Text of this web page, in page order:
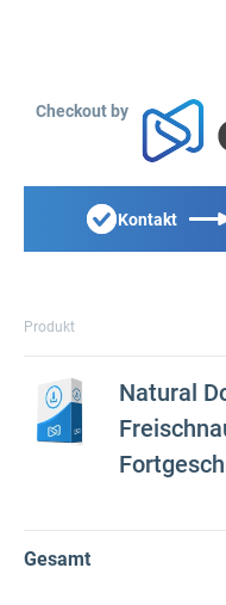
Checkout by
Kontakt
Produkt
Natural
Gesamt